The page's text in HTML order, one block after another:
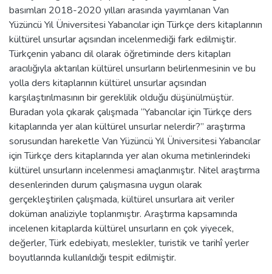
basımları 2018-2020 yılları arasında yayımlanan Van
Yüzüncü Yıl Üniversitesi Yabancılar için Türkçe ders kitaplarının
kültürel unsurlar açısından incelenmediği fark edilmiştir.
Türkçenin yabancı dil olarak öğretiminde ders kitapları
aracılığıyla aktarılan kültürel unsurların belirlenmesinin ve bu
yolla ders kitaplarının kültürel unsurlar açısından
karşılaştırılmasının bir gereklilik olduğu düşünülmüştür.
Buradan yola çıkarak çalışmada “Yabancılar için Türkçe ders
kitaplarında yer alan kültürel unsurlar nelerdir?” araştırma
sorusundan hareketle Van Yüzüncü Yıl Üniversitesi Yabancılar
için Türkçe ders kitaplarında yer alan okuma metinlerindeki
kültürel unsurların incelenmesi amaçlanmıştır. Nitel araştırma
desenlerinden durum çalışmasına uygun olarak
gerçekleştirilen çalışmada, kültürel unsurlara ait veriler
doküman analiziyle toplanmıştır. Araştırma kapsamında
incelenen kitaplarda kültürel unsurların en çok yiyecek,
değerler, Türk edebiyatı, meslekler, turistik ve tarihî yerler
boyutlarında kullanıldığı tespit edilmiştir.